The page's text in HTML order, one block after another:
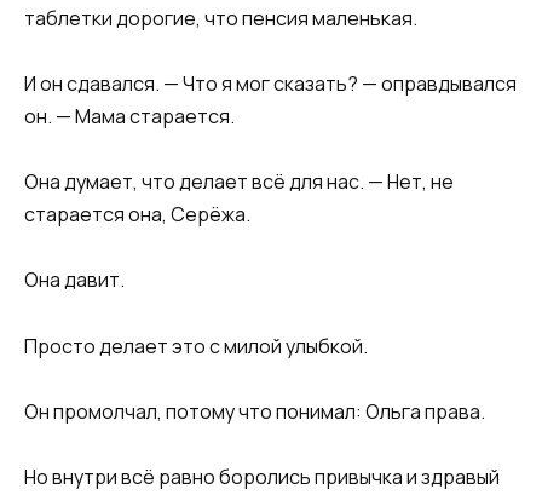
таблетки дорогие, что пенсия маленькая.
И он сдавался. — Что я мог сказать? — оправдывался
он. — Мама старается.
Она думает, что делает всё для нас. — Нет, не
старается она, Серёжа.
Она давит.
Просто делает это с милой улыбкой.
Он промолчал, потому что понимал: Ольга права.
Но внутри всё равно боролись привычка и здравый